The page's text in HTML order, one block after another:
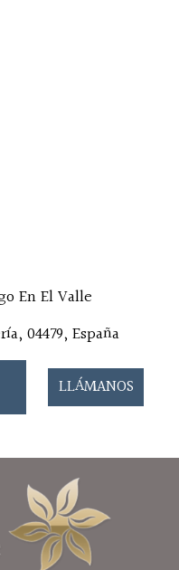
En El Valle
04479, España
LLÁMANOS